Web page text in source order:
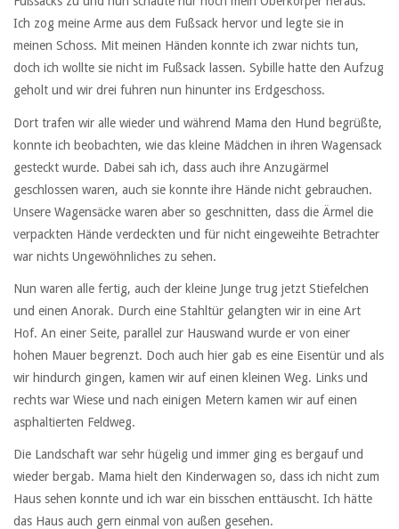
Ich zog meine Arme aus dem Fußsack hervor und legte sie in
meinen Schoss. Mit meinen Händen konnte ich zwar nichts tun,
doch ich wollte sie nicht im Fußsack lassen. Sybille hatte den Aufzug
geholt und wir drei fuhren nun hinunter ins Erdgeschoss.
Dort trafen wir alle wieder und während Mama den Hund begrüßte,
konnte ich beobachten, wie das kleine Mädchen in ihren Wagensack
gesteckt wurde. Dabei sah ich, dass auch ihre Anzugärmel
geschlossen waren, auch sie konnte ihre Hände nicht gebrauchen.
Unsere Wagensäcke waren aber so geschnitten, dass die Ärmel die
verpackten Hände verdeckten und für nicht eingeweihte Betrachter
war nichts Ungewöhnliches zu sehen.
Nun waren alle fertig, auch der kleine Junge trug jetzt Stiefelchen
und einen Anorak. Durch eine Stahltür gelangten wir in eine Art
Hof. An einer Seite, parallel zur Hauswand wurde er von einer
hohen Mauer begrenzt. Doch auch hier gab es eine Eisentür und als
wir hindurch gingen, kamen wir auf einen kleinen Weg. Links und
rechts war Wiese und nach einigen Metern kamen wir auf einen
asphaltierten Feldweg.
Die Landschaft war sehr hügelig und immer ging es bergauf und
wieder bergab. Mama hielt den Kinderwagen so, dass ich nicht zum
Haus sehen konnte und ich war ein bisschen enttäuscht. Ich hätte
das Haus auch gern einmal von außen gesehen.